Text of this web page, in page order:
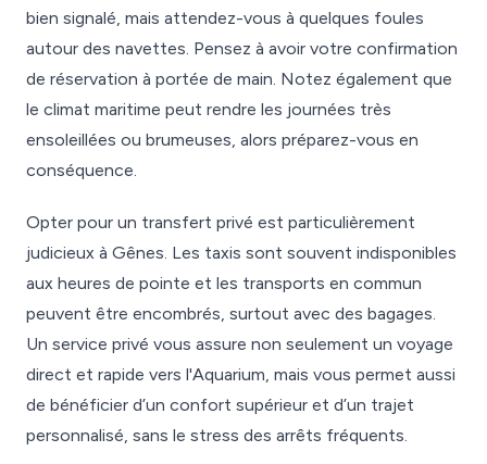
bien signalé, mais attendez-vous à quelques foules
autour des navettes. Pensez à avoir votre confirmation
de réservation à portée de main. Notez également que
le climat maritime peut rendre les journées très
ensoleillées ou brumeuses, alors préparez-vous en
conséquence.
Opter pour un transfert privé est particulièrement
judicieux à Gênes. Les taxis sont souvent indisponibles
aux heures de pointe et les transports en commun
peuvent être encombrés, surtout avec des bagages.
Un service privé vous assure non seulement un voyage
direct et rapide vers l'Aquarium, mais vous permet aussi
de bénéficier d’un confort supérieur et d’un trajet
personnalisé, sans le stress des arrêts fréquents.